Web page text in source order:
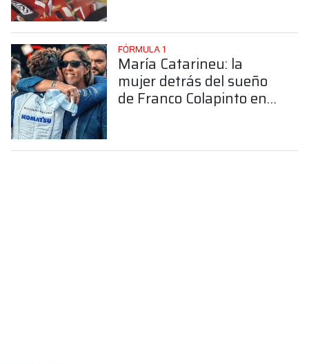
FÓRMULA 1
María Catarineu: la
mujer detrás del sueño
de Franco Colapinto en